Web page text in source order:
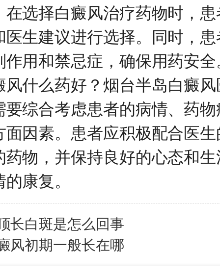
择白癜风治疗药物时，患
医生建议进行选择。同时，
作用和禁忌症，确保用药安全
么药好？ 烟台半岛白癜
要综合考虑患者的病情、药
面因素。患者应积极配合医
药物，并保持良好的心态和
康复。
长白斑是怎么回事
风初期一般长在哪